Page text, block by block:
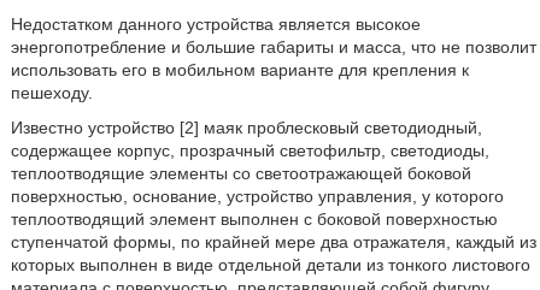
Недостатком данного устройства является высокое
энергопотребление и большие габариты и масса, что не позволит
использовать его в мобильном варианте для крепления к
пешеходу.
Известно устройство [2] маяк проблесковый светодиодный,
содержащее корпус, прозрачный светофильтр, светодиоды,
теплоотводящие элементы со светоотражающей боковой
поверхностью, основание, устройство управления, у которого
теплоотводящий элемент выполнен с боковой поверхностью
ступенчатой формы, по крайней мере два отражателя, каждый из
которых выполнен в виде отдельной детали из тонкого листового